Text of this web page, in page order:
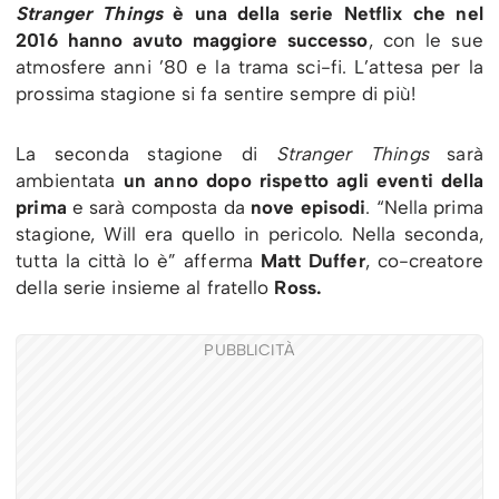
Stranger Thingsè una della serie Netflix che nel
2016 hanno avuto maggiore successo, con le sue
atmosfere anni ’80 e la trama sci-fi. L’attesa per la
prossima stagione si fa sentire sempre di più!
La seconda stagione di Stranger Thingssarà
ambientata un anno dopo rispetto agli eventi della
prima e sarà composta da nove episodi. “Nella prima
stagione, Will era quello in pericolo. Nella seconda,
tutta la città lo è” afferma Matt Duffer, co-creatore
della serie insieme al fratello Ross.
PUBBLICITÀ